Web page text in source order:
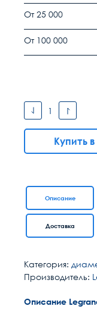
От 25 000
От 100 000
Купить
Описание
Доставка
Категория:
Производитель:
Описание